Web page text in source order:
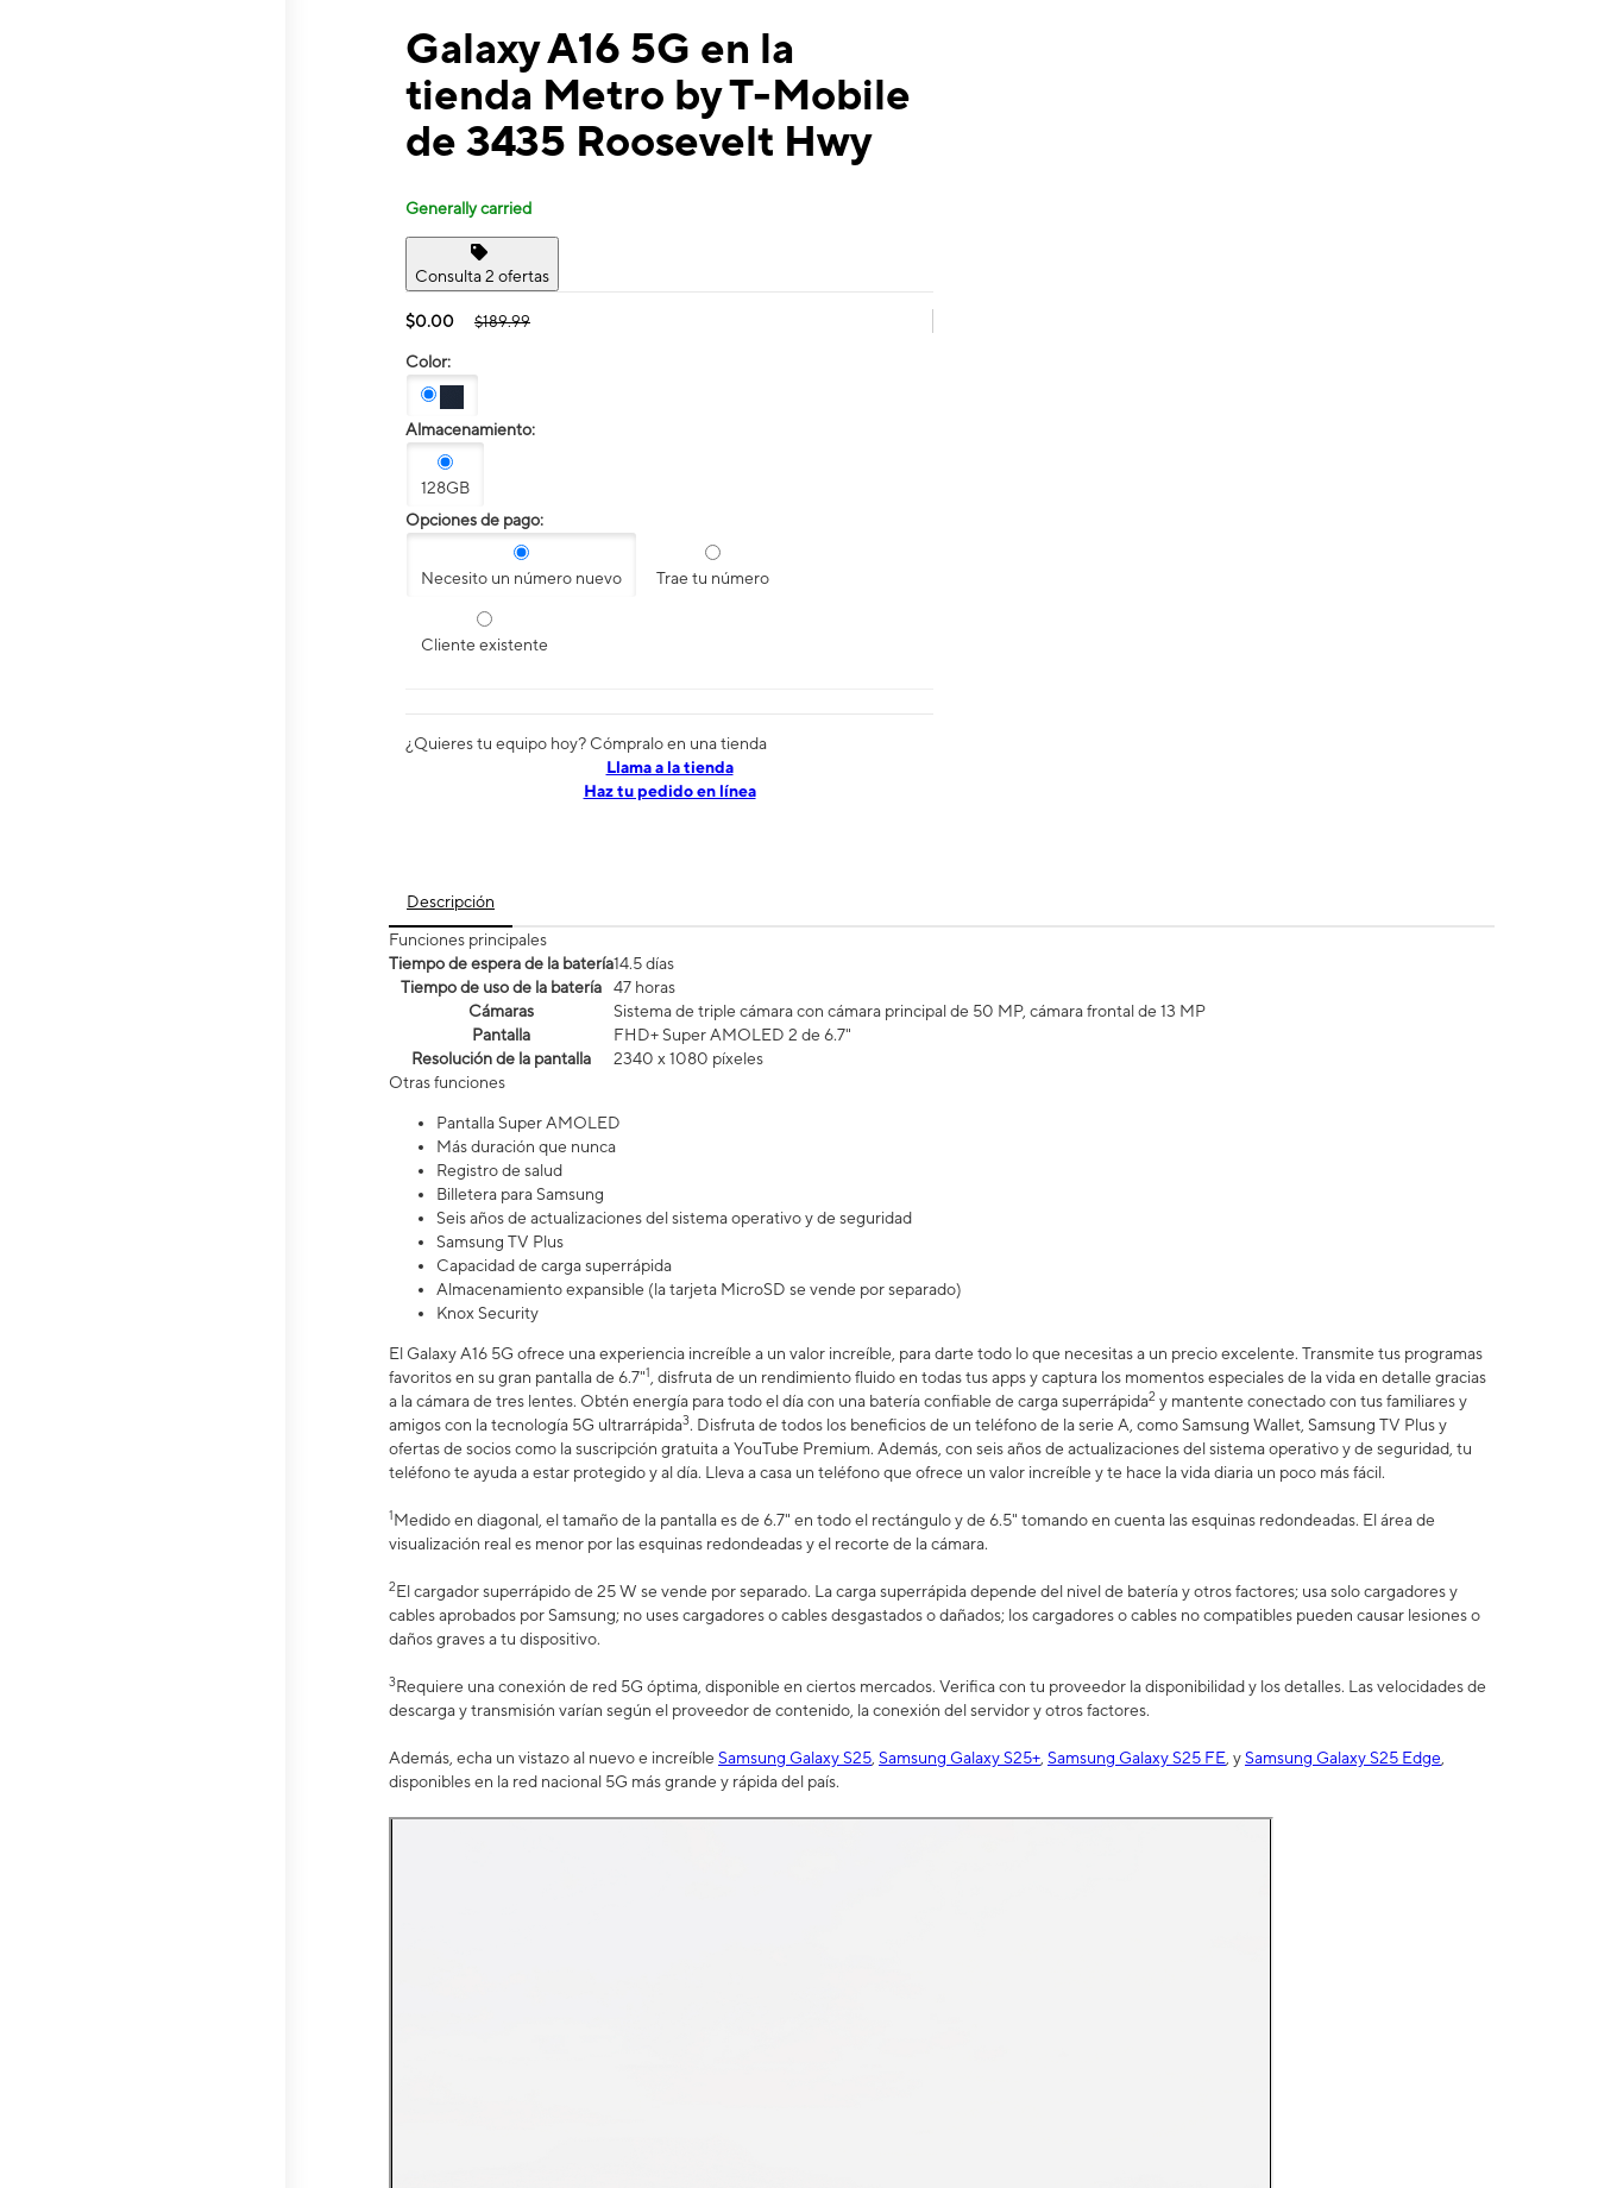
Galaxy A16 5G en la
tienda Metro by T-Mobile
de 3435 Roosevelt Hwy
Generally carried
Consulta 2 ofertas
$0.00 $189.99
Color:
Almacenamiento:
128GB
Opciones de pago:
Necesito un número nuevo Trae tu número
Cliente existente
¿Quieres tu equipo hoy? Cómpralo en una tienda
​​​​​​​Llama a la tienda
Haz tu pedido en línea
Descripción
Funciones principales
Tiempo de espera de la batería14.5 días
Tiempo de uso de la batería
47 horas
Cámaras
Sistema de triple cámara con cámara principal de 50 MP, cámara frontal de 13 MP
Pantalla
FHD+ Super AMOLED 2 de 6.7"
Resolución de la pantalla
2340 x 1080 píxeles
Otras funciones
Pantalla Super AMOLED
Más duración que nunca
Registro de salud
Billetera para Samsung
Seis años de actualizaciones del sistema operativo y de seguridad
Samsung TV Plus
Capacidad de carga superrápida
Almacenamiento expansible (la tarjeta MicroSD se vende por separado)
Knox Security
El Galaxy A16 5G ofrece una experiencia increíble a un valor increíble, para darte todo lo que necesitas a un precio excelente. Transmite tus programas
favoritos en su gran pantalla de 6.7"1 , disfruta de un rendimiento fluido en todas tus apps y captura los momentos especiales de la vida en detalle gracias
a la cámara de tres lentes. Obtén energía para todo el día con una batería confiable de carga superrápida2 y mantente conectado con tus familiares y
amigos con la tecnología 5G ultrarrápida3. Disfruta de todos los beneficios de un teléfono de la serie A, como Samsung Wallet, Samsung TV Plus y
ofertas de socios como la suscripción gratuita a YouTube Premium. Además, con seis años de actualizaciones del sistema operativo y de seguridad, tu
teléfono te ayuda a estar protegido y al día. Lleva a casa un teléfono que ofrece un valor increíble y te hace la vida diaria un poco más fácil.
1Medido en diagonal, el tamaño de la pantalla es de 6.7" en todo el rectángulo y de 6.5" tomando en cuenta las esquinas redondeadas. El área de
visualización real es menor por las esquinas redondeadas y el recorte de la cámara.
2El cargador superrápido de 25 W se vende por separado. La carga superrápida depende del nivel de batería y otros factores; usa solo cargadores y
cables aprobados por Samsung; no uses cargadores o cables desgastados o dañados; los cargadores o cables no compatibles pueden causar lesiones o
daños graves a tu dispositivo.
3Requiere una conexión de red 5G óptima, disponible en ciertos mercados. Verifica con tu proveedor la disponibilidad y los detalles. Las velocidades de
descarga y transmisión varían según el proveedor de contenido, la conexión del servidor y otros factores.
Además, echa un vistazo al nuevo e increíble Samsung Galaxy S25 Samsung Galaxy S25+ Samsung Galaxy S25 FE , ySamsung Galaxy S25 Edge
disponibles en la red nacional 5G más grande y rápida del país.